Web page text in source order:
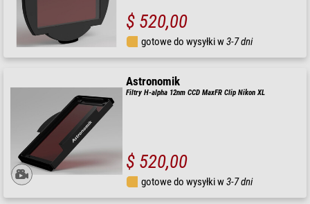
$ 520,00
gotowe do wysyłki w3-7 dni
Astronomik
Filtry H-alpha 12nm CCD MaxFR Clip Nikon XL
$ 520,00
gotowe do wysyłki w3-7 dni